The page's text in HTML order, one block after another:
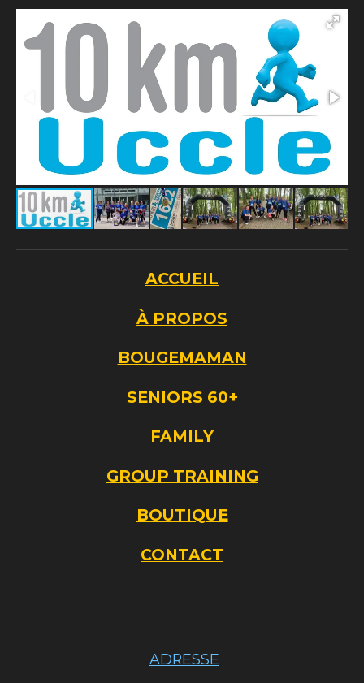
ACCUEIL
À PROPOS
BOUGEMAMAN
SENIORS 60+
FAMILY
GROUP TRAINING
BOUTIQUE
CONTACT
ADRESSE